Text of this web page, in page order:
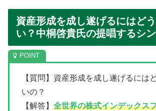
資産形成を成し遂げるにはど
い？中桐啓貴氏の提唱するシ
【質問】資産形成を成し遂げるには
いの？
【解答】 全世界の株式インデックス